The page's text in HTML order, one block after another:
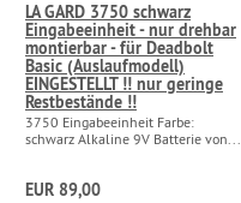
LA GARD 3750 schwarz
Eingabeeinheit - nur drehbar
montierbar - für Deadbolt
Basic (Auslaufmodell)
EINGESTELLT !! nur geringe
Restbestände !!
3750 Eingabeeinheit Farbe:
schwarz Alkaline 9V Batterie von...
EUR 89,00